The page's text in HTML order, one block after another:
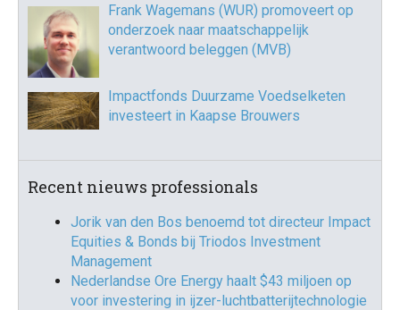
Frank Wagemans (WUR) promoveert op
onderzoek naar maatschappelijk
verantwoord beleggen (MVB)
Impactfonds Duurzame Voedselketen
investeert in Kaapse Brouwers
Recent nieuws professionals
Jorik van den Bos benoemd tot directeur Impact
Equities & Bonds bij Triodos Investment
Management
Nederlandse Ore Energy haalt $43 miljoen op
voor investering in ijzer-luchtbatterijtechnologie